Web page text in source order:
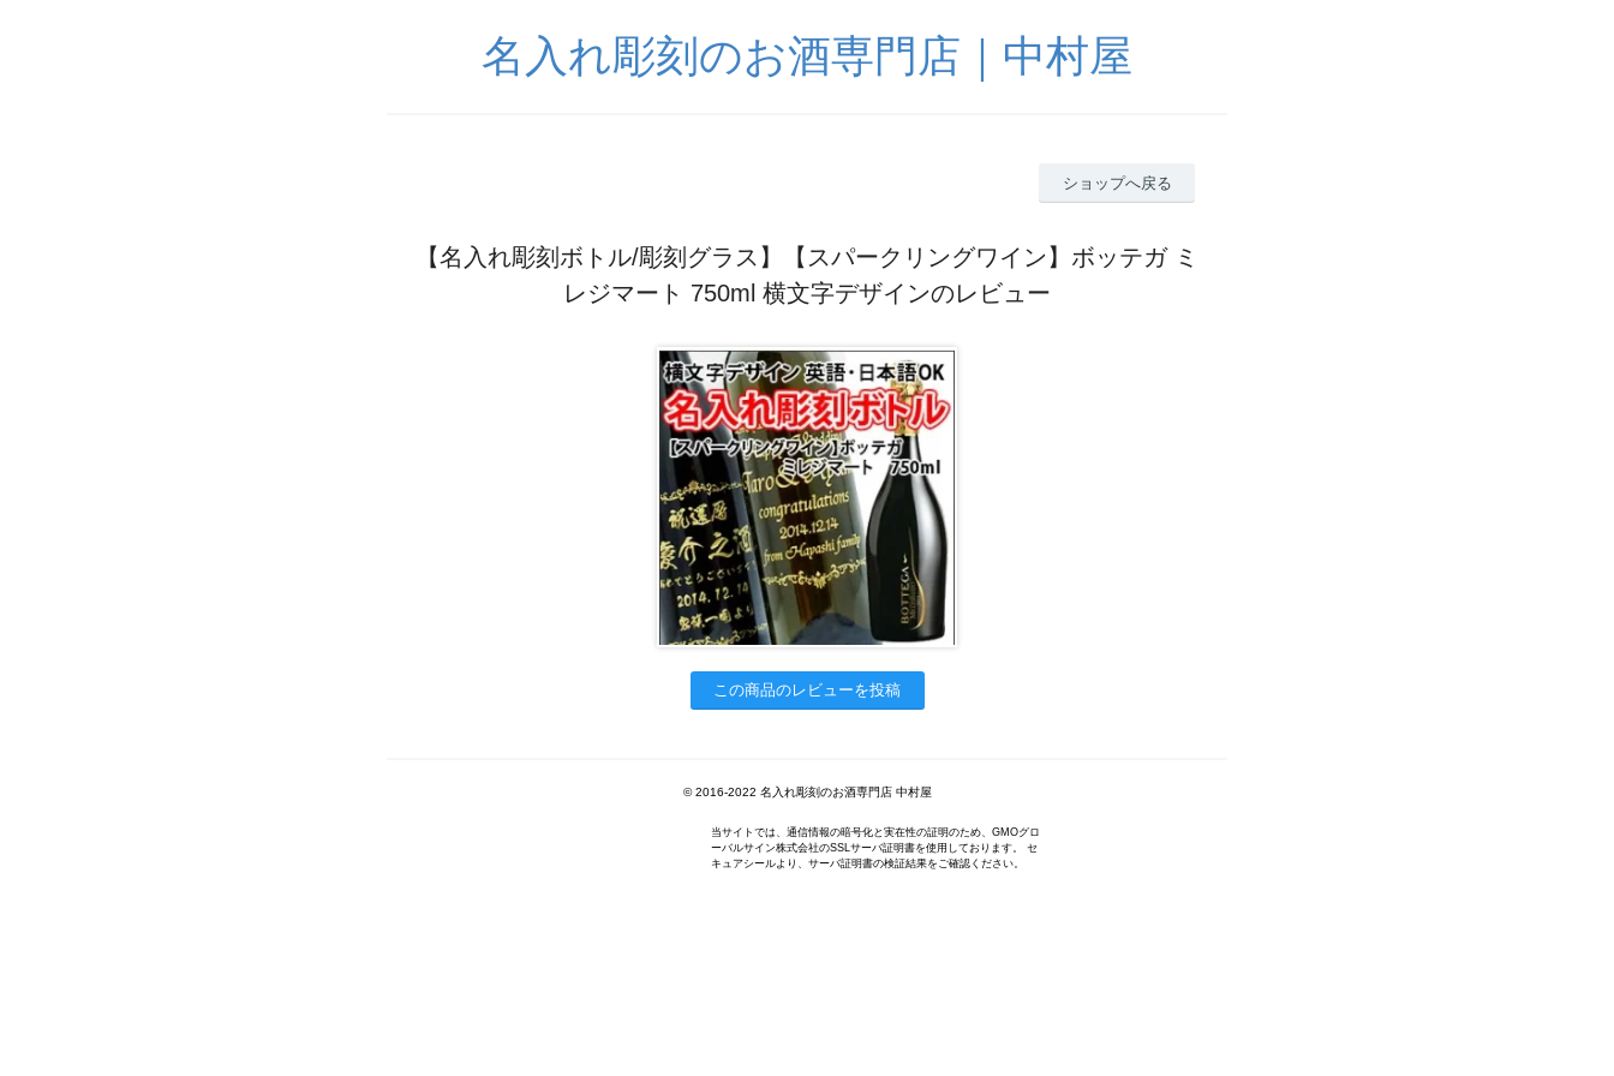
名入れ彫刻のお酒専門店｜中村屋
ショップへ戻る
【名入れ彫刻ボトル/彫刻グラス】【スパークリングワイン】ボッテガ ミ
レジマート 750ml 横文字デザインのレビュー
この商品のレビューを投稿
© 2016-2022 名入れ彫刻のお酒専門店 中村屋
当サイトでは、通信情報の暗号化と実在性の証明のため、GMOグロ
ーバルサイン株式会社のSSLサーバ証明書を使用しております。 セ
キュアシールより、サーバ証明書の検証結果をご確認ください。